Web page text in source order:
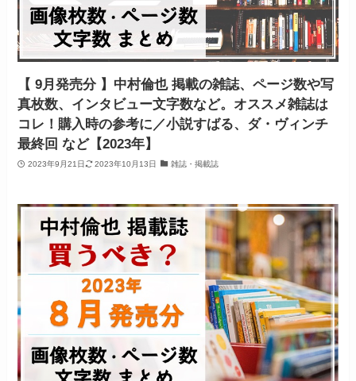
【 9月発売分 】中村倫也 掲載の雑誌、ページ数や写
真枚数、インタビュー文字数など。オススメ雑誌は
コレ！購入時の参考に／小説すばる、ダ・ヴィンチ
最終回 など【2023年】
2023年9月21日 2023年10月13日 雑誌・掲載誌